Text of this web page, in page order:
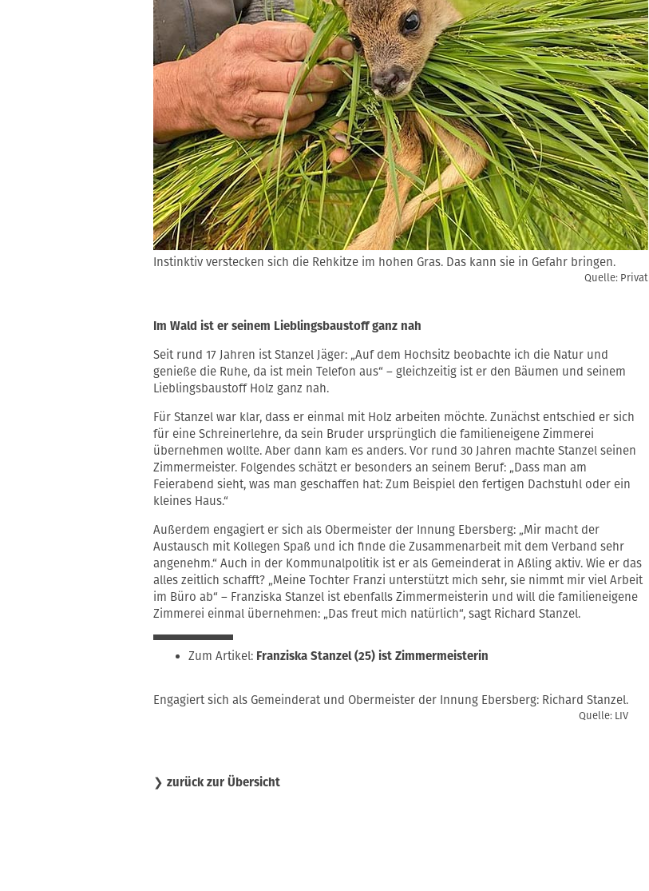
Instinktiv verstecken sich die Rehkitze im hohen Gras. Das kann sie in Gefahr bringen.
Quelle: Privat
Im Wald ist er seinem Lieblingsbaustoff ganz nah
Seit rund 17 Jahren ist Stanzel Jäger: „Auf dem Hochsitz beobachte ich die Natur und
genieße die Ruhe, da ist mein Telefon aus“ – gleichzeitig ist er den Bäumen und seinem
Lieblingsbaustoff Holz ganz nah.
Für Stanzel war klar, dass er einmal mit Holz arbeiten möchte. Zunächst entschied er sich
für eine Schreinerlehre, da sein Bruder ursprünglich die familieneigene Zimmerei
übernehmen wollte. Aber dann kam es anders. Vor rund 30 Jahren machte Stanzel seinen
Zimmermeister. Folgendes schätzt er besonders an seinem Beruf: „Dass man am
Feierabend sieht, was man geschaffen hat: Zum Beispiel den fertigen Dachstuhl oder ein
kleines Haus.“
Außerdem engagiert er sich als Obermeister der Innung Ebersberg: „Mir macht der
Austausch mit Kollegen Spaß und ich finde die Zusammenarbeit mit dem Verband sehr
angenehm.“ Auch in der Kommunalpolitik ist er als Gemeinderat in Aßling aktiv. Wie er das
alles zeitlich schafft? „Meine Tochter Franzi unterstützt mich sehr, sie nimmt mir viel Arbeit
im Büro ab“ – Franziska Stanzel ist ebenfalls Zimmermeisterin und will die familieneigene
Zimmerei einmal übernehmen: „Das freut mich natürlich“, sagt Richard Stanzel.
Zum Artikel: Franziska Stanzel (25) ist Zimmermeisterin
Engagiert sich als Gemeinderat und Obermeister der Innung Ebersberg: Richard Stanzel.
Quelle: LIV
❯ zurück zur Übersicht